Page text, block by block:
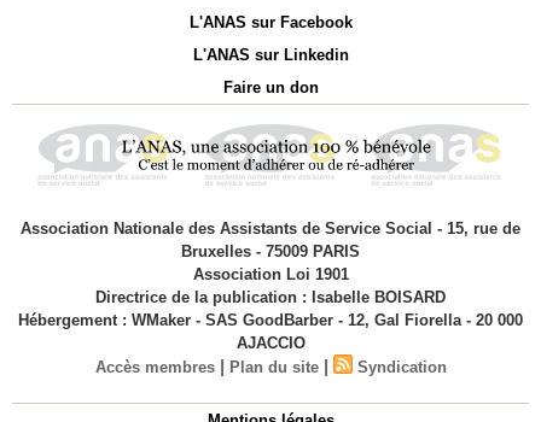
L'ANAS sur Facebook
L'ANAS sur Linkedin
Faire un don
Association Nationale des Assistants de Service Social - 15, rue de
Bruxelles - 75009 PARIS
Association Loi 1901
Directrice de la publication : Isabelle BOISARD
Hébergement : WMaker - SAS GoodBarber - 12, Gal Fiorella - 20 000
AJACCIO
Accès membres | Plan du site | Syndication